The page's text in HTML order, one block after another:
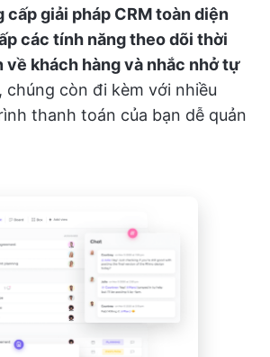
cấp giải pháp CRM toàn diện
các tính năng theo dõi thời
về khách hàng và nhắc nhở tự
chúng còn đi kèm với nhiều
thanh toán của bạn dễ quản